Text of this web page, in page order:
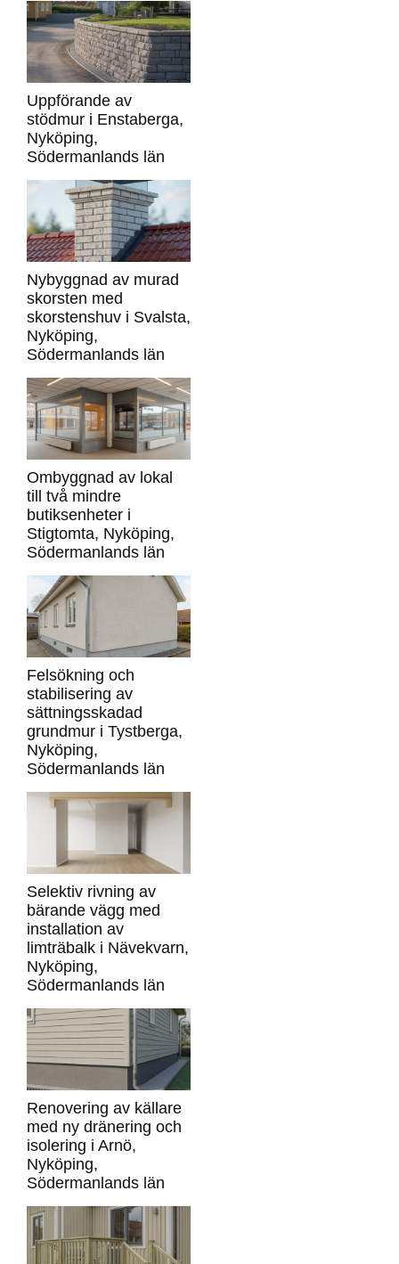
Uppförande av
stödmur i Enstaberga,
Nyköping,
Södermanlands län
Nybyggnad av murad
skorsten med
skorstenshuv i Svalsta,
Nyköping,
Södermanlands län
Ombyggnad av lokal
till två mindre
butiksenheter i
Stigtomta, Nyköping,
Södermanlands län
Felsökning och
stabilisering av
sättningsskadad
grundmur i Tystberga,
Nyköping,
Södermanlands län
Selektiv rivning av
bärande vägg med
installation av
limträbalk i Nävekvarn,
Nyköping,
Södermanlands län
Renovering av källare
med ny dränering och
isolering i Arnö,
Nyköping,
Södermanlands län